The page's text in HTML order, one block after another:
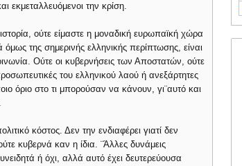
εκμεταλλευόμενοι την κρίση.
ούτε είμαστε η μοναδική ευρωπαϊκή χώρα
όμως της σημερινής ελληνικής περίπτωσης, είναι
Ούτε οι κυβερνήσεις των Αποστατών, ούτε
του ελληνικού λαού ή ανεξάρτητες
όριο στο τι μπορούσαν να κάνουν, γι¨αυτό και
κόστος. Δεν την ενδιαφέρει γιατί δεν
κυβερνά καν η ίδια. ¨Άλλες δυνάμεις
ή όχι, αλλά αυτό έχει δευτερεύουσα